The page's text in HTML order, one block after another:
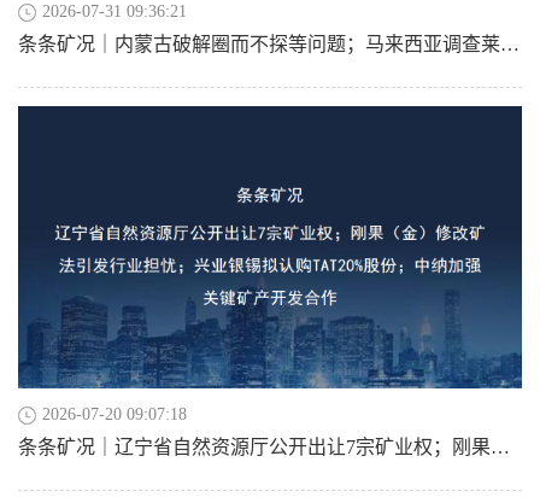
2026-07-31 09:36:21
条条矿况｜内蒙古破解圈而不探等问题；马来西亚调查莱纳斯与美国稀土协议；Equinox Orla成为加拿大第二大金矿商；刚果金认证出口首批锂矿
2026-07-20 09:07:18
条条矿况｜辽宁省自然资源厅公开出让7宗矿业权；刚果（金）修改矿法引发行业担忧；兴业银锡拟认购TAT20%股份；中纳加强关键矿产开发合作